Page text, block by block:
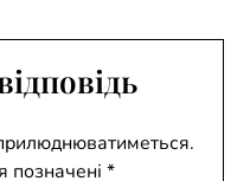
позначені *